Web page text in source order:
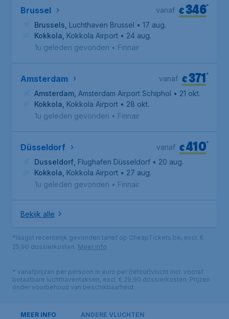
Brussel €346*
vanaf
Brussels Luchthaven Brussel • 17 aug.
Kokkola Kokkola Airport • 24 aug.
1u geleden gevonden • Finnair
Amsterdam €371*
vanaf
Amsterdam Amsterdam Airport Schiphol • 21 okt.
Kokkola Kokkola Airport • 28 okt.
1u geleden gevonden • Finnair
Düsseldorf €410*
vanaf
Dusseldorf Flughafen Düsseldorf • 20 aug.
Kokkola Kokkola Airport • 27 aug.
1u geleden gevonden • Finnair
Bekijk alle
*laagst recentelijk gevonden tarief op CheapTickets.be, excl. €
25,90 dossierkosten. Meer info
* vanafprijzen per persoon in euro per (retour)vlucht incl. vooraf
betaalbare luchthaventaksen, excl. € 29,90 dossierkosten. Prijzen
onder voorbehoud van beschikbaarheid.
MEER INFO ANDERE VLUCHTEN